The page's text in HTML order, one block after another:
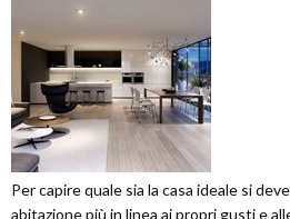
Per capire quale sia la casa ideale si
abitazione più in linea ai propri gusti e